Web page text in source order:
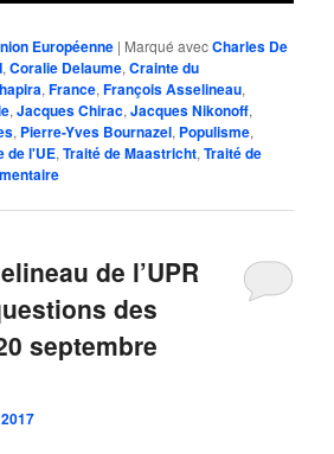
Européenne | Marqué avecCharles De
,Coralie Delaume,Crainte du
,France,François Asselineau,
,Jacques Chirac,Jacques Nikonoff,
, Pierre-Yves Bournazel, Populisme,
de l'UE,Traité de Maastricht,Traité de
de l’UPR
des
septembre